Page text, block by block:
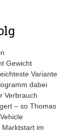
Gewicht
Variante
dabei
Verbrauch
– so Thomas
im